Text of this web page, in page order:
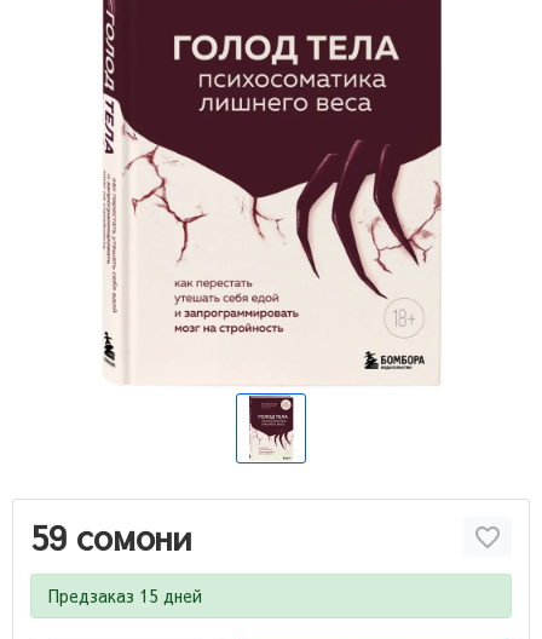
59 сомони
Предзаказ 15 дней